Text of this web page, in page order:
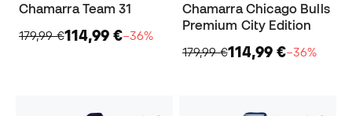
Chamarra Team 31
179,99 €114,99 €−36%
Chamarra Chicago Bulls
Premium City Edition
179,99 €114,99 €−36%